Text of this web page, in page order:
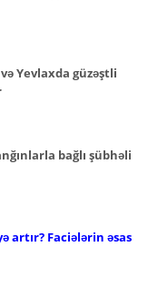
Yevlaxda güzəştli
bağlı şübhəli
artır? Faciələrin əsas